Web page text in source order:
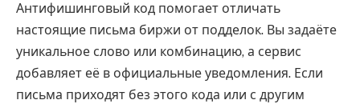
Антифишинговый код помогает отличать
настоящие письма биржи от подделок. Вы задаёте
уникальное слово или комбинацию, а сервис
добавляет её в официальные уведомления. Если
письма приходят без этого кода или с другим